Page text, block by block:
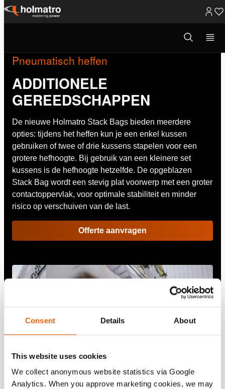
Consent Details About
This website uses cookies
We collect anonymous website statistics via Google
Analytics. When you approve marketing cookies, we may
Ga
Open
zoekvenster
Pneumatisch heffen
ADDITIONELE
GEREEDSCHAPPEN
De nieuwe Holmatro Stack Bags bieden meerdere
opties: tijdens het heffen kun je een enkel kussen
gebruiken of twee of drie kussens stapelen voor een
grotere hefhoogte. Bij gebruik van een kleinere set
kussens is de hefhoogte hetzelfde. De opgeblazen
Stack Bag wordt een stevig plat voorwerp met een groter
contactoppervlak, voor optimale stabiliteit en minder
risico op verschuiven van de last.
Offerte aanvragen